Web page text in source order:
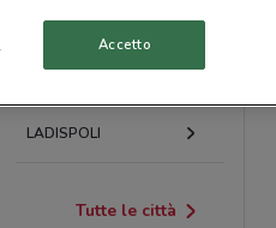
VELLETRI
LADISPOLI
Tutte le città
Accetto